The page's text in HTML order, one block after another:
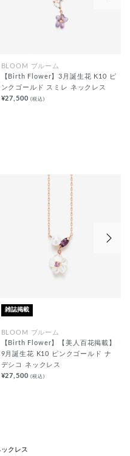
BLOOM ブルーム
【Birth Flower】3月誕生花 K10 ピ
ンクゴールド スミレ ネックレス
¥27,500(税込)
雑誌掲載
BLOOM ブルーム
【Birth Flower】【美人百花掲載】
9月誕生花 K10 ピンクゴールド ナ
デシコ ネックレス
¥27,500(税込)
クレス